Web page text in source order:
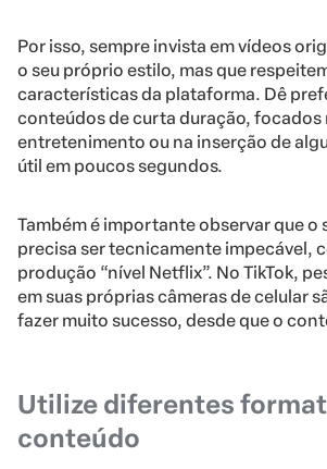
Por isso, sempre invista em vídeos
o seu próprio estilo, mas que
características da plataforma. Dê
conteúdos de curta duração, focados
entretenimento ou na inserção de
útil em poucos segundos.
Também é importante observar que o
precisa ser tecnicamente impecável,
produção “nível Netflix”. No TikTok,
em suas próprias câmeras de celular
fazer muito sucesso, desde que o
Utilize diferentes
conteúdo